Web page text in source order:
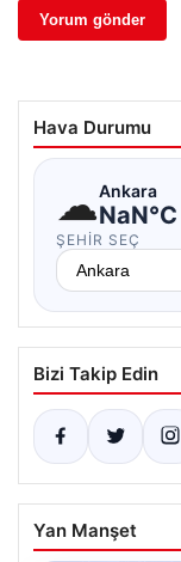
Hava Durumu
☁Ankara
NaN°C
ŞEHIR SEÇ
Bizi Takip Edin
Yan Manşet